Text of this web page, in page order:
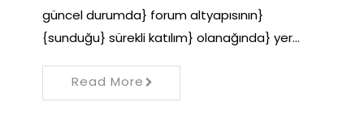
güncel durumda} forum altyapısının}
{sunduğu} sürekli katılım} olanağında} yer…
Read More